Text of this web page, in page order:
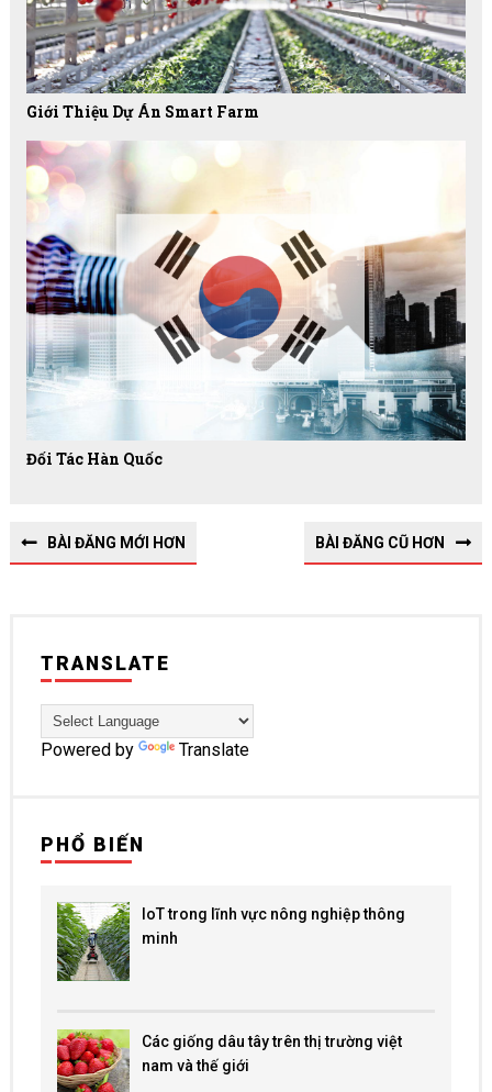
Giới Thiệu Dự Án Smart Farm
Đối Tác Hàn Quốc
BÀI ĐĂNG MỚI HƠN BÀI ĐĂNG CŨ HƠN
TRANSLATE
Powered by Translate
PHỔ BIẾN
IoT trong lĩnh vực nông nghiệp thông
minh
Các giống dâu tây trên thị trường việt
nam và thế giới